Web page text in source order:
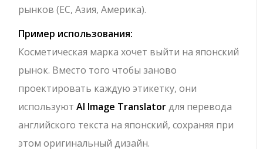
рынков (ЕС, Азия, Америка).
Пример использования:
Косметическая марка хочет выйти на японский
рынок. Вместо того чтобы заново
проектировать каждую этикетку, они
используютAI Image Translatorдля перевода
английского текста на японский, сохраняя при
этом оригинальный дизайн.